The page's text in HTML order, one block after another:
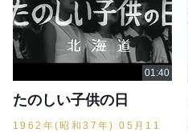
たのしい子供の日
1962年(昭和37年) 05月11